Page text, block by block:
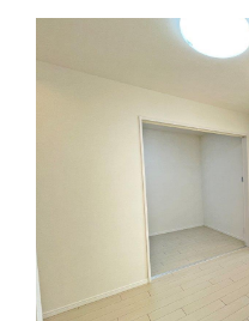
価格 3,490万円（税込
近鉄京都線「上鳥羽口」駅
京阪線「鳥羽街道」駅：
イオンモールKYOTO：
ローソン烏丸久世橋店：徒
当日は複数会場でオープ
ご来場の際は、事前にご
とスムーズにご案内が可
詳細やご予約等は、➿
皆様のご来場を心よりお
100,000円分プレゼント！
【ヤマダ不動産で買う】
□ヤマダ不動産京都伏見
大10万円分のヤマダポイ
さらに、ヤマダ電機で家
【ヤマダ不動産で売る】
オープンルームを開催
こちらの物件でのオー
令和4年11月下旬省エ
（システムキッチン・ユ
交換、クロス全室張替、
取り変更、ハウスクリー